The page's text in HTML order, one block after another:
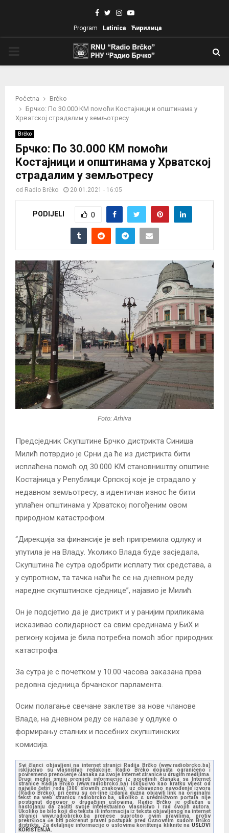
Facebook
TwitterInstagram
Youtube
Program Latinica Ћирилица
Početna
Brčko
Брчко: По 30.000 КМ помоћи Костајници и општинама у
Хрватској страдалим у земљотресу
Brčko
Брчко: По 30.000 КМ помоћи
Костајници и општинама у Хрватској
страдалим у земљотресу
od Radio Brčko 20.01.2021 - 16:05
PODIJELI 0
Foto: Arhiva
Предсједник Скупштине Брчко дистрикта Синиша
Милић потврдио је Срни да ће из дистрикта бити
исплаћена помоћ од 30.000 КМ становништву општине
Костајница у Републици Српској које је страдало у
недавном земљотресу, а идентичан износ ће бити
уплаћен општинама у Хрватској погођеним овом
природном катастрофом.
“Дирекција за финансије је већ припремила одлуку и
упутила је на Владу. Уколико Влада буде засједала,
Скупштина ће сутра одобрити исплату тих средстава, а
у супротном, та тачка наћи ће се на дневном реду
наредне скупштинске сједнице”, најавио је Милић.
Он је подсјетио да је дистрикт и у ранијим приликама
исказивао солидарност са свим срединама у БиХ и
региону којима је била потребна помоћ због природних
катастрофа.
За сутра је с почетком у 10.00 часова заказана прва
редовна сједница брчанског парламента.
Осим полагање свечане заклетве за нове чланове
Владе, на дневном реду се налазе у одлуке о
формирању сталних и посебних скупштинских
комисија.
Svi članci objavljeni na internet stranici Radija Brčko (www.radiobrcko.ba)
isključivo su vlasništvo redakcije. Radio Brčko dopušta ograničeno i
povremeno prenošenje članaka sa svoje internet stranice u drugim medijima.
Drugi mediji smiju prenijeti informacije iz pojedinih članaka sa Internet
stranice Radija Brčko (www.radiobrcko.ba) isključivo kao kratku vijest od
najviše četiri reda (300 slovnih znakova), uz obavezno navođenje izvora
(Radio Brčko), pri čemu su on-line izdanja dužna objaviti link na originalni
tekst na web stranicu radiobrcko.ba, ukoliko s uredništvom portala nije
postignut dogovor o drugačijim uslovima. Radio Brčko je odlučan u
nastojanju da zaštiti svoje intelektualno vlasništvo i rad svojih autora.
Ukoliko se bilo koji dio teksta ili informacija iz teksta objavljenog na internet
stranici www.radiobrcko.ba prenese suprotno ovim pravilima, protiv
prekršioca će biti pokrenut pravni postupak pred Osnovnim sudom Brčko
distrikta. Za detaljnije informacije o uslovima korištenja kliknite na USLOVI
KORIŠTENJA.